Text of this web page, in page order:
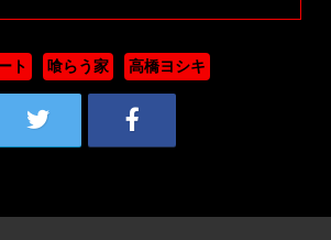
ト 喰らう家 高橋ヨシキ